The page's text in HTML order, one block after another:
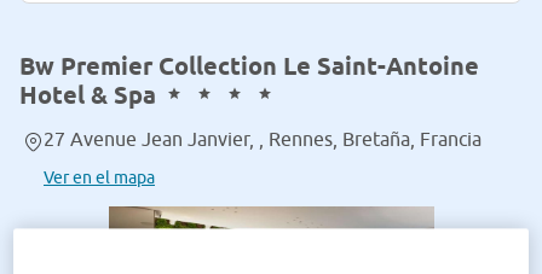
Bw Premier Collection Le Saint-Antoine
Hotel & Spa
27 Avenue Jean Janvier, , Rennes, Bretaña, Francia
Ver en el mapa